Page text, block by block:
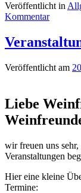
Veröffentlicht in
Kommentar
Veröffentlicht am
Liebe
wir freuen uns
Veranstaltungen
Hier eine kleine